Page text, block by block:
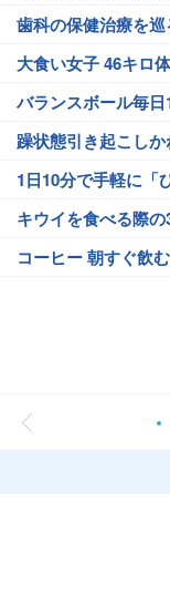
歯科の保健治療を巡
大食い女子 46キロ
バランスボール毎
躁状態引き起こし
1日10分で手軽に「
キウイを食べる際
コーヒー 朝すぐ飲